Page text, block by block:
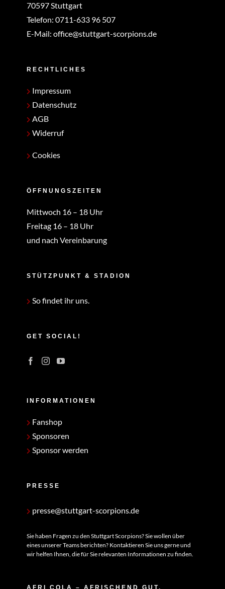
70597 Stuttgart
Telefon: 0711-633 96 507
E-Mail: office@stuttgart-scorpions.de
RECHTLICHES
Impressum
Datenschutz
AGB
Widerruf
Cookies
ÖFFNUNGSZEITEN
Mittwoch 16 – 18 Uhr
Freitag 16 – 18 Uhr
und nach Vereinbarung
STÜTZPUNKT & STADION
So findet ihr uns.
GET SOCIAL!
INFORMATIONEN
Fanshop
Sponsoren
Sponsor werden
PRESSE
presse@stuttgart-scorpions.de
Sie haben Fragen zu den Stuttgart Scorpions? Sie wollen über
eines unserer Teams berichten? Kontaktieren Sie uns gerne und
wir helfen Ihnen, die für Sie relevanten Informationen zu finden.
AFRI COLA – AFRISCHEND GUT.